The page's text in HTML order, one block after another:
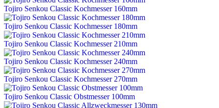
Tojiro Senkou Classic Kochmesser 160mm
Tojiro Senkou Classic Kochmesser 180mm
Tojiro Senkou Classic Kochmesser 210mm
Tojiro Senkou Classic Kochmesser 240mm
Tojiro Senkou Classic Kochmesser 270mm
Tojiro Senkou Classic Obstmesser 100mm